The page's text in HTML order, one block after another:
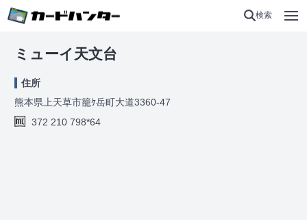
検索
ミューイ天文台
住所
熊本県上天草市籠ｹ岳町大道3360-47
372 210 798*64